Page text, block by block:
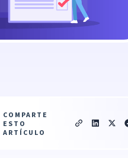
COMPARTE
ESTO
ARTÍCULO